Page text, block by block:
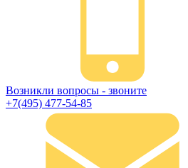
Возникли вопросы - звоните
+7(495) 477-54-85